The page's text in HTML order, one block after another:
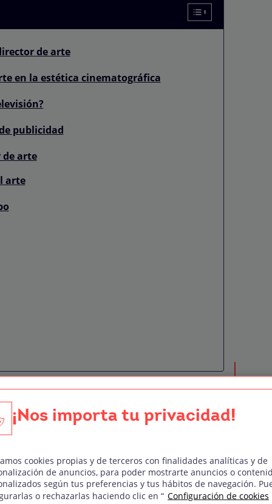
de arte
en la estética cinematográfica
publicidad
de arte
arte
de director de
que se encarga decrear el
proyecto artístico, ya sea para llevar a
¡Nos importa tu privacidad!
cookies propias y de terceros con finalidades analíticas y de
de anuncios, para poder mostrarte anuncios o
según tus preferencias y tus hábitos de navegación.
o rechazarlas haciendo clic en “ Configuración de cookies